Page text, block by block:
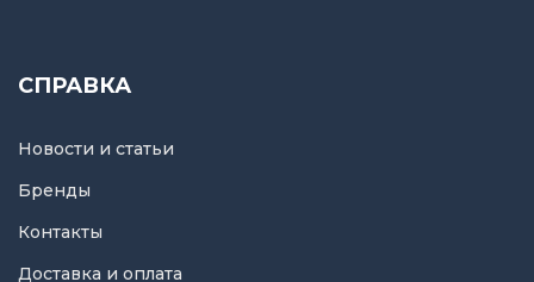
СПРАВКА
Новости и статьи
Бренды
Контакты
Доставка и оплата